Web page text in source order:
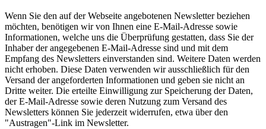
Wenn Sie den auf der Webseite angebotenen Newsletter beziehen
möchten, benötigen wir von Ihnen eine E-Mail-Adresse sowie
Informationen, welche uns die Überprüfung gestatten, dass Sie der
Inhaber der angegebenen E-Mail-Adresse sind und mit dem
Empfang des Newsletters einverstanden sind. Weitere Daten werden
nicht erhoben. Diese Daten verwenden wir ausschließlich für den
Versand der angeforderten Informationen und geben sie nicht an
Dritte weiter. Die erteilte Einwilligung zur Speicherung der Daten,
der E-Mail-Adresse sowie deren Nutzung zum Versand des
Newsletters können Sie jederzeit widerrufen, etwa über den
"Austragen"-Link im Newsletter.